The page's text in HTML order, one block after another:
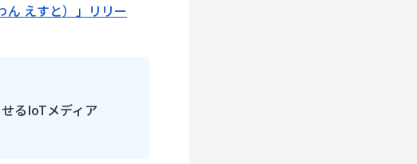
えすと）」リリー
るIoTメディア